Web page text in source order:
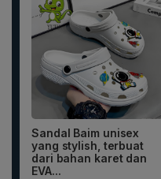
Sandal Baim unisex
yang stylish, terbuat
dari bahan karet dan
EVA...